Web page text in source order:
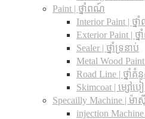
Paint | ថ្នាំពណ៍
Interior Paint | ថ្ន
Exterior Paint | ថ្
Sealer | ថ្នាំទ្រនាប់
Metal Wood
Road Line | ថ្នាំគំ
Skimcoat | ម្សៅប
Specailly Machine | ម៉
injection